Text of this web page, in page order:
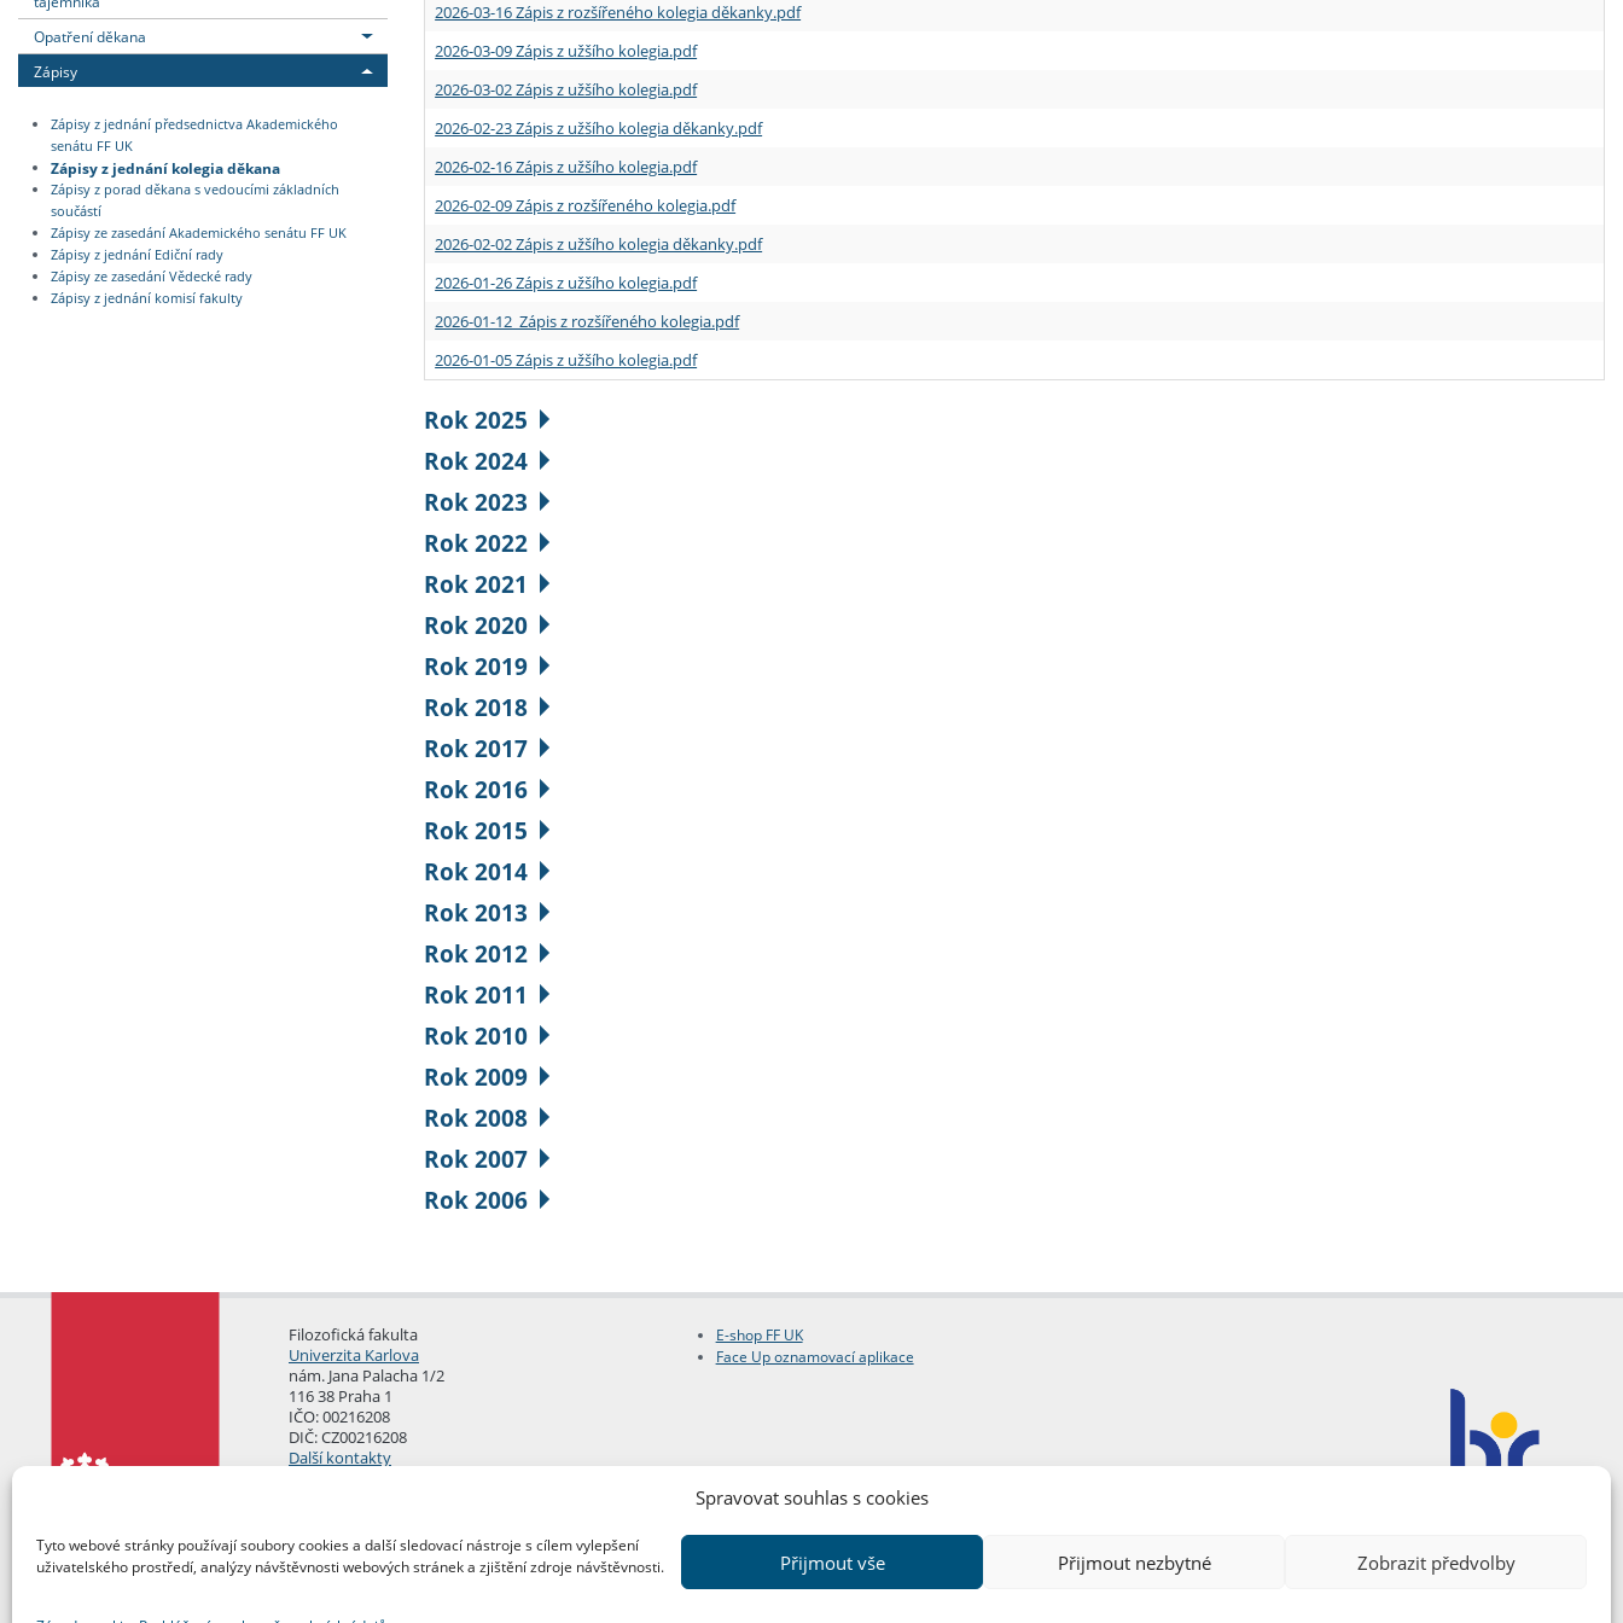
Spravovat souhlas s cookies
Tyto webové stránky používají soubory cookies a další sledovací nástroje s cílem vylepšení
uživatelského prostředí, analýzy návštěvnosti webových stránek a zjištění zdroje návštěvnosti.
Přijmout vše Přijmout nezbytné Zobrazit předvolby
Opatření děkana
Zápisy
Zápisy z jednání předsednictva Akademického
senátu FF UK
Zápisy z jednání kolegia děkana
Zápisy z porad děkana s vedoucími základních
součástí
Zápisy ze zasedání Akademického senátu FF UK
Zápisy z jednání Ediční rady
Zápisy ze zasedání Vědecké rady
Zápisy z jednání komisí fakulty
2026-03-16 Zápis z rozšířeného kolegia děkanky.pdf
2026-03-09 Zápis z užšího kolegia.pdf
2026-03-02 Zápis z užšího kolegia.pdf
2026-02-23 Zápis z užšího kolegia děkanky.pdf
2026-02-16 Zápis z užšího kolegia.pdf
2026-02-09 Zápis z rozšířeného kolegia.pdf
2026-02-02 Zápis z užšího kolegia děkanky.pdf
2026-01-26 Zápis z užšího kolegia.pdf
2026-01-12 Zápis z rozšířeného kolegia.pdf
2026-01-05 Zápis z užšího kolegia.pdf
Rok 2025
Rok 2024
Rok 2023
Rok 2022
Rok 2021
Rok 2020
Rok 2019
Rok 2018
Rok 2017
Rok 2016
Rok 2015
Rok 2014
Rok 2013
Rok 2012
Rok 2011
Rok 2010
Rok 2009
Rok 2008
Rok 2007
Rok 2006
Filozofická fakulta
Univerzita Karlova
nám. Jana Palacha 1/2
116 38 Praha 1
IČO: 00216208
DIČ: CZ00216208
Další kontakty
E-shop FF UK
Face Up oznamovací aplikace